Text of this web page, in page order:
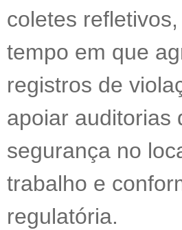
coletes
tempo em que
registros de
apoiar auditorias
segurança no
trabalho e
regulatória.